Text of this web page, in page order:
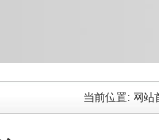
当前位置: 网站